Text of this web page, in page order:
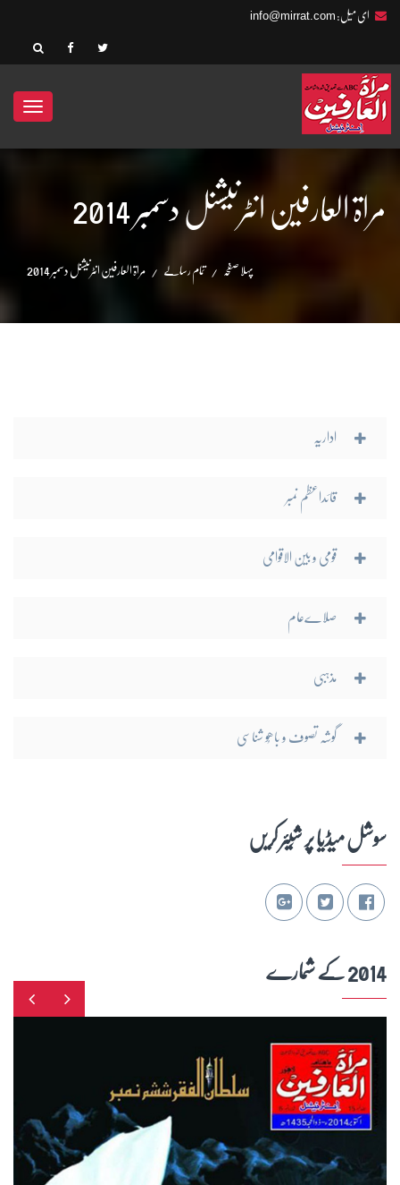
ای میل: info@mirrat.com
مراۃ العارفین انٹرنیشنل دسمبر 2014
پہلا صفحہ تمام رسالے مراۃ العارفین انٹرنیشنل دسمبر 2014
اداریہ
قائداعظم نمبر
قومی و بین الاقوامی
صلاےعام
مذہبی
گوشہ تصوف و باھُو شناسی
سوشل میڈیا پر شِیئر کریں
2014 کے شمارے